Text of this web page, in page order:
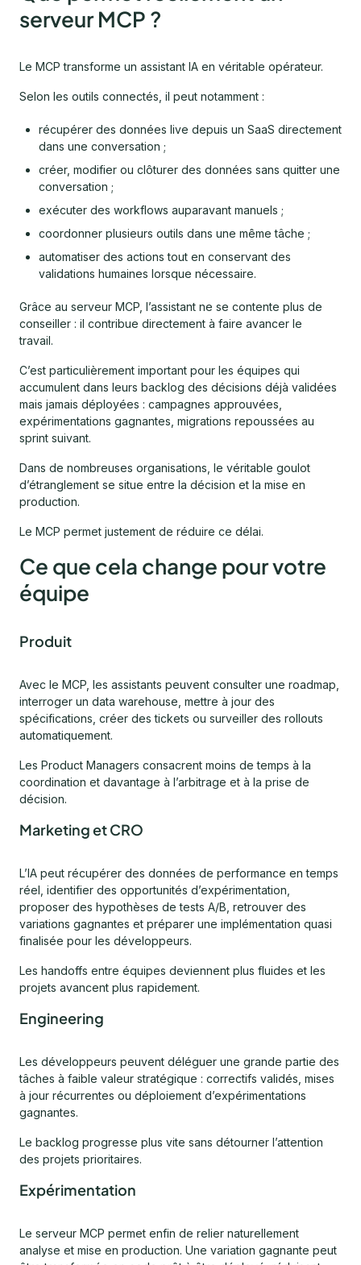
serveur MCP ?
Le MCP transforme un assistant IA en véritable opérateur.
Selon les outils connectés, il peut notamment :
récupérer des données live depuis un SaaS directement
dans une conversation ;
créer, modifier ou clôturer des données sans quitter une
conversation ;
exécuter des workflows auparavant manuels ;
coordonner plusieurs outils dans une même tâche ;
automatiser des actions tout en conservant des
validations humaines lorsque nécessaire.
Grâce au serveur MCP, l’assistant ne se contente plus de
conseiller : il contribue directement à faire avancer le
travail.
C’est particulièrement important pour les équipes qui
accumulent dans leurs backlog des décisions déjà validées
mais jamais déployées : campagnes approuvées,
expérimentations gagnantes, migrations repoussées au
sprint suivant.
Dans de nombreuses organisations, le véritable goulot
d’étranglement se situe entre la décision et la mise en
production.
Le MCP permet justement de réduire ce délai.
Ce que cela change pour votre
équipe
Produit
Avec le MCP, les assistants peuvent consulter une roadmap,
interroger un data warehouse, mettre à jour des
spécifications, créer des tickets ou surveiller des rollouts
automatiquement.
Les Product Managers consacrent moins de temps à la
coordination et davantage à l’arbitrage et à la prise de
décision.
Marketing et CRO
L’IA peut récupérer des données de performance en temps
réel, identifier des opportunités d’expérimentation,
proposer des hypothèses de tests A/B, retrouver des
variations gagnantes et préparer une implémentation quasi
finalisée pour les développeurs.
Les handoffs entre équipes deviennent plus fluides et les
projets avancent plus rapidement.
Engineering
Les développeurs peuvent déléguer une grande partie des
tâches à faible valeur stratégique : correctifs validés, mises
à jour récurrentes ou déploiement d’expérimentations
gagnantes.
Le backlog progresse plus vite sans détourner l’attention
des projets prioritaires.
Expérimentation
Le serveur MCP permet enfin de relier naturellement
analyse et mise en production. Une variation gagnante peut